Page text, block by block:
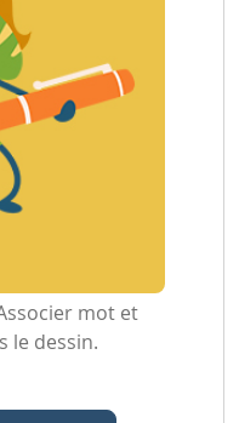
mot et
le dessin.